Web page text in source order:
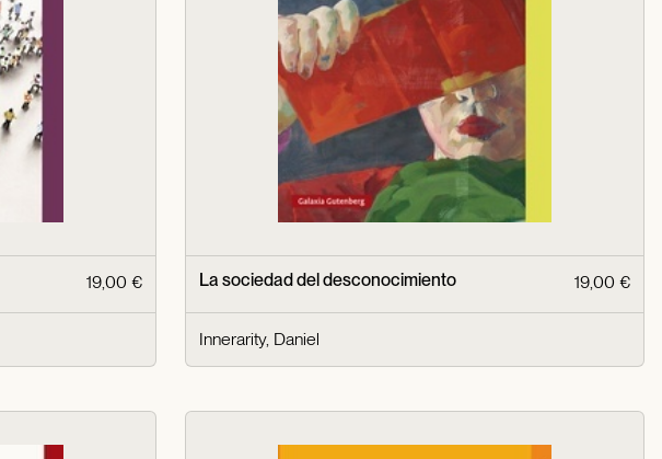
19,00 € La sociedad del desconocimiento 19,00 €
Innerarity, Daniel